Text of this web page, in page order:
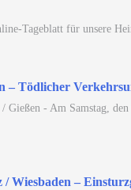
Tageblatt für unsere
– Tödlicher
/ Gießen - Am Samstag,
/ Wiesbaden –